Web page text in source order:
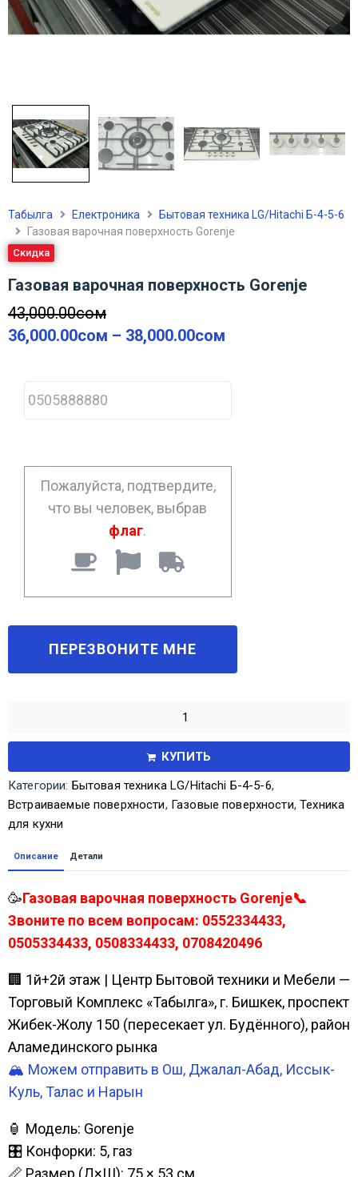
Табылга Електроника
Бытовая техника LG/Hitachi Б-4-5-6
Газовая варочная поверхность Gorenje
Скидка
Газовая варочная поверхность Gorenje
43,000.00сом
36,000.00сом – 38,000.00сом
h
o
*
Пожалуйста, подтвердите,
что вы человек, выбрав
флаг.
КУПИТЬ
Категории: Бытовая техника LG/Hitachi Б-4-5-6,
Встраиваемые поверхности, Газовые поверхности,Техника
для кухни
Описание Детали
🥳Газовая варочная поверхность Gorenje📞
Звоните по всем вопросам: 0552334433,
0505334433, 0508334433, 0708420496
🏢 1й+2й этаж | Центр Бытовой техники и Мебели —
Торговый Комплекс «Табылга», г. Бишкек, проспект
Жибек-Жолу 150 (пересекает ул. Будённого), район
Аламединского рынка
🏔️ Можем отправить в Ош, Джалал-Абад, Иссык-
Куль, Талас и Нарын
🏮 Модель: Gorenje
🎛️ Конфорки: 5, газ
📏 Размер (Д×Ш): 75 × 53 см.